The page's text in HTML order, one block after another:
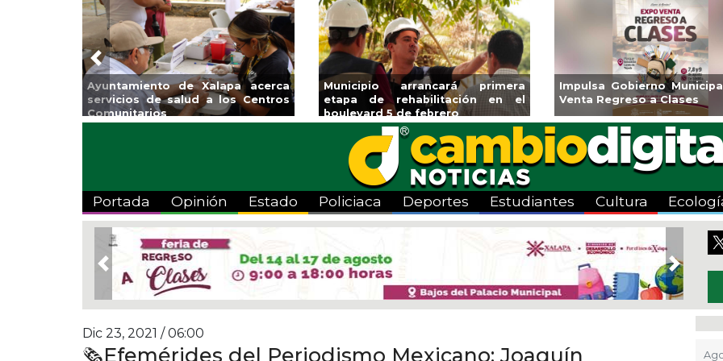
Expo
Reabrirá Coatzacoalcos la
Alberca Semiolímpica Zona
Centro
Invita Ayuntamiento de Veracruz
a Temporada de Artes “Escena
Viva”
Aplicará CMAS el
Tandeo durante agosto
Previous
Portada Opinión Estado Policiaca Deportes Estudiantes Cultura
Previous Next
Dic 23, 2021 / 06:00
🗞Efemérides del Periodismo Mexicano: Joaquín